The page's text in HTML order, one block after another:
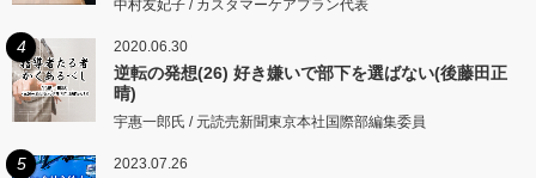
中村友妃子 / カスタマーケアプラン代表
4 2020.06.30
逆転の発想(26) 好き嫌いで部下を選ばない(後藤田正
晴)
宇惠一郎氏 / 元読売新聞東京本社国際部編集委員
5 2023.07.26